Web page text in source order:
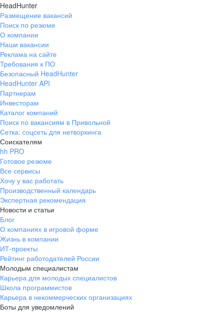
HeadHunter
Размещение вакансий
Поиск по резюме
О компании
Наши вакансии
Реклама на сайте
Требования к ПО
Безопасный HeadHunter
HeadHunter API
Партнерам
Инвесторам
Каталог компаний
Поиск по вакансиям в Привольной
Сетка: соцсеть для нетворкинга
Соискателям
hh PRO
Готовое резюме
Все сервисы
Хочу у вас работать
Производственный календарь
Экспертная рекомендация
Новости и статьи
Блог
О компаниях в игровой форме
Жизнь в компании
ИТ-проекты
Рейтинг работодателей России
Молодым специалистам
Карьера для молодых специалистов
Школа программистов
Карьера в некоммерческих организациях
Боты для уведомлений